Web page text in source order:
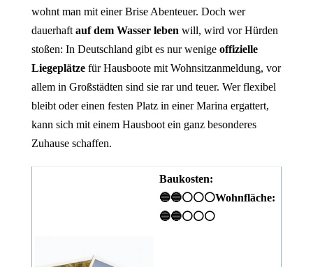
wohnt man mit einer Brise Abenteuer. Doch wer
dauerhaftauf dem Wasser lebenwill, wird vor Hürden
stoßen: In Deutschland gibt es nur wenige offizielle
Liegeplätzefür Hausboote mit Wohnsitzanmeldung, vor
allem in Großstädten sind sie rar und teuer. Wer flexibel
bleibt oder einen festen Platz in einer Marina ergattert,
kann sich mit einem Hausboot ein ganz besonderes
Zuhause schaffen.
Baukosten:
🔵🔵⚪⚪⚪Wohnfläche:
🔵🔵⚪⚪⚪